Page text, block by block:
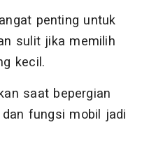
penting untuk
sulit jika memilih
kecil.
saat bepergian
fungsi mobil jadi